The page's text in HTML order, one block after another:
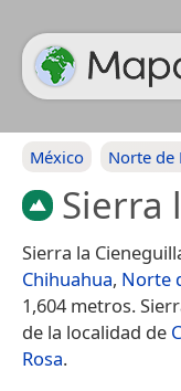
México Norte de
Sierra
Sierra la
Chihuahua, Norte
1,604 metros.
de la localidad de
Rosa.